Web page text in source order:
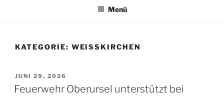
Menü
KATEGORIE: WEISSKIRCHEN
VERÖFFENTLICHT
AM
JUNI 29, 2026
Feuerwehr Oberursel unterstützt bei